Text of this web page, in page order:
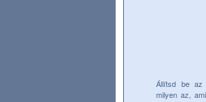
Állítsd be az
milyen az,